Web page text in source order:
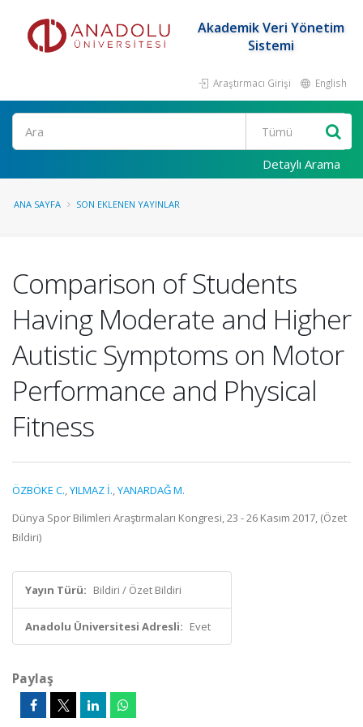
Akademik Veri Yönetim
Sistemi
Araştırmacı Girişi English
Ara
Detaylı Arama
ANA SAYFA SON EKLENEN YAYINLAR
Comparison of Students
Having Moderate and Higher
Autistic Symptoms on Motor
Performance and Physical
Fitness
ÖZBÖKE C.,YILMAZ İ.,YANARDAĞ M.
Dünya Spor Bilimleri Araştırmaları Kongresi, 23 - 26 Kasım 2017, (Özet
Bildiri)
Yayın Türü: Bildiri / Özet Bildiri
Anadolu Üniversitesi Adresli: Evet
Paylaş